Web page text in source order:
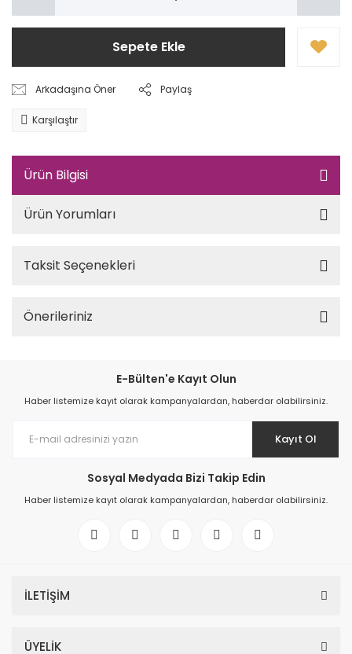
Sepete Ekle
Arkadaşına Öner Paylaş
Karşılaştır
Ürün Bilgisi
Ürün Yorumları
Taksit Seçenekleri
Önerileriniz
E-Bülten'e Kayıt Olun
Haber listemize kayıt olarak kampanyalardan, haberdar olabilirsiniz.
Kayıt Ol
Sosyal Medyada Bizi Takip Edin
Haber listemize kayıt olarak kampanyalardan, haberdar olabilirsiniz.
İLETİŞİM
ÜYELİK